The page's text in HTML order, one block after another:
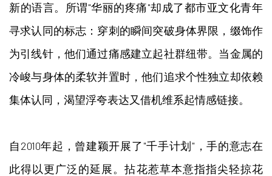
新的语言。所谓"华丽的疼痛"却成了都市亚文化青年
寻求认同的标志：穿刺的瞬间突破身体界限，缀饰作
为引线针，他们通过痛感建立起社群纽带。当金属的
冷峻与身体的柔软并置时，他们追求个性独立却依赖
集体认同，渴望浮夸表达又借机维系起情感链接。
自2010年起，曾建颖开展了"千手计划"，手的意志在
此得以更广泛的延展。拈花惹草本意指指尖轻掠花